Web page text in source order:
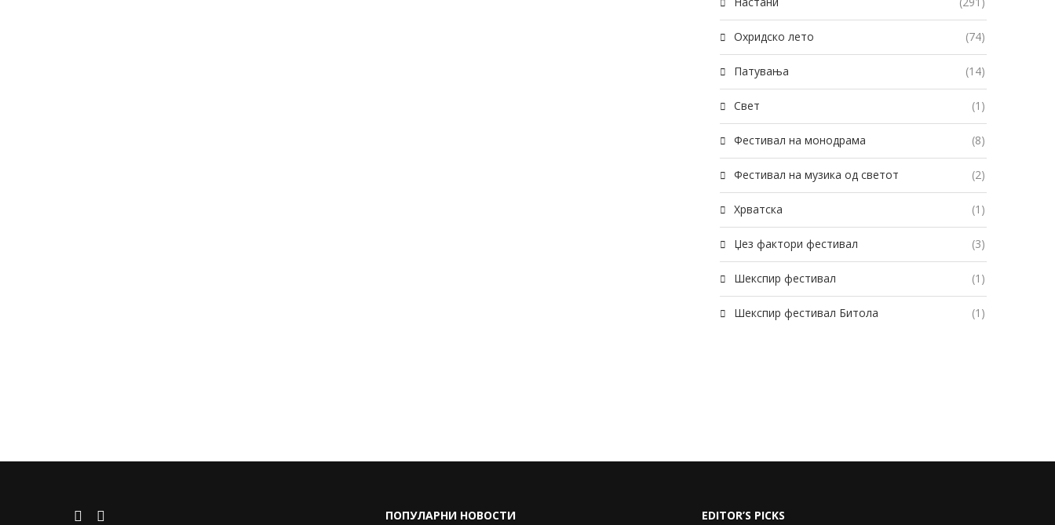
Охридско лето (74)
Патувања (14)
Свет (1)
Фестивал на монодрама (8)
Фестивал на музика од светот (2)
Хрватска (1)
Џез фактори фестивал (3)
Шекспир фестивал (1)
Шекспир фестивал Битола (1)
ПОПУЛАРНИ НОВОСТИ EDITOR’S PICKS